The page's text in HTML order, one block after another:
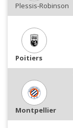
Plessis-Robinson
Poitiers
Montpellier